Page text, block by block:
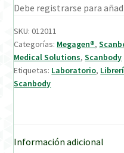
Verification Required
Welcome to DELTA
Debe registrarse para
SKU:012011
Categorías: Megagen®,
Medical Solutions,Scanbody
Etiquetas: Laboratorio,
Scanbody
Información adicional